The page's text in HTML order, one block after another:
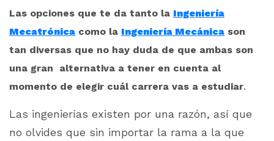
Las opciones que te da tanto la Ingeniería
Mecatrónica como la Ingeniería Mecánica son
tan diversas que no hay duda de que ambas son
una gran alternativa a tener en cuenta al
momento de elegir cuál carrera vas a estudiar.
Las ingenierías existen por una razón, así que
no olvides que sin importar la rama a la que